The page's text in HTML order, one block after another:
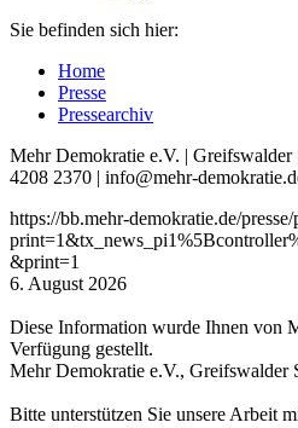
Sie befinden sich hier:
Home
Presse
Pressearchiv
Mehr Demokratie e.V. |
4208 2370 | info@mehr-
https://bb.mehr-demokratie.de/presse/
&print=1
6. August 2026
Diese Information wurde Ihnen von
Verfügung gestellt.
Mehr Demokratie e.V., Greifswalder
Bitte unterstützen Sie unsere Arbeit